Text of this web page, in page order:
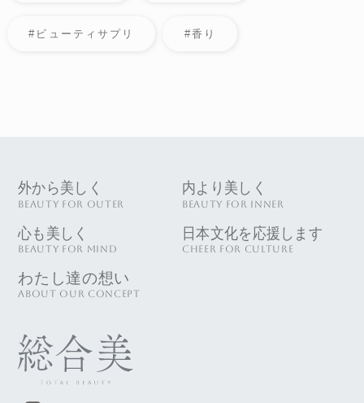
#ビューティサプリ #香り
外から美しく
BEAUTY FOR OUTER
内より美しく
BEAUTY FOR INNER
心も美しく
BEAUTY FOR MIND
日本文化を応援します
CHEER FOR CULTURE
わたし達の想い
ABOUT OUR CONCEPT